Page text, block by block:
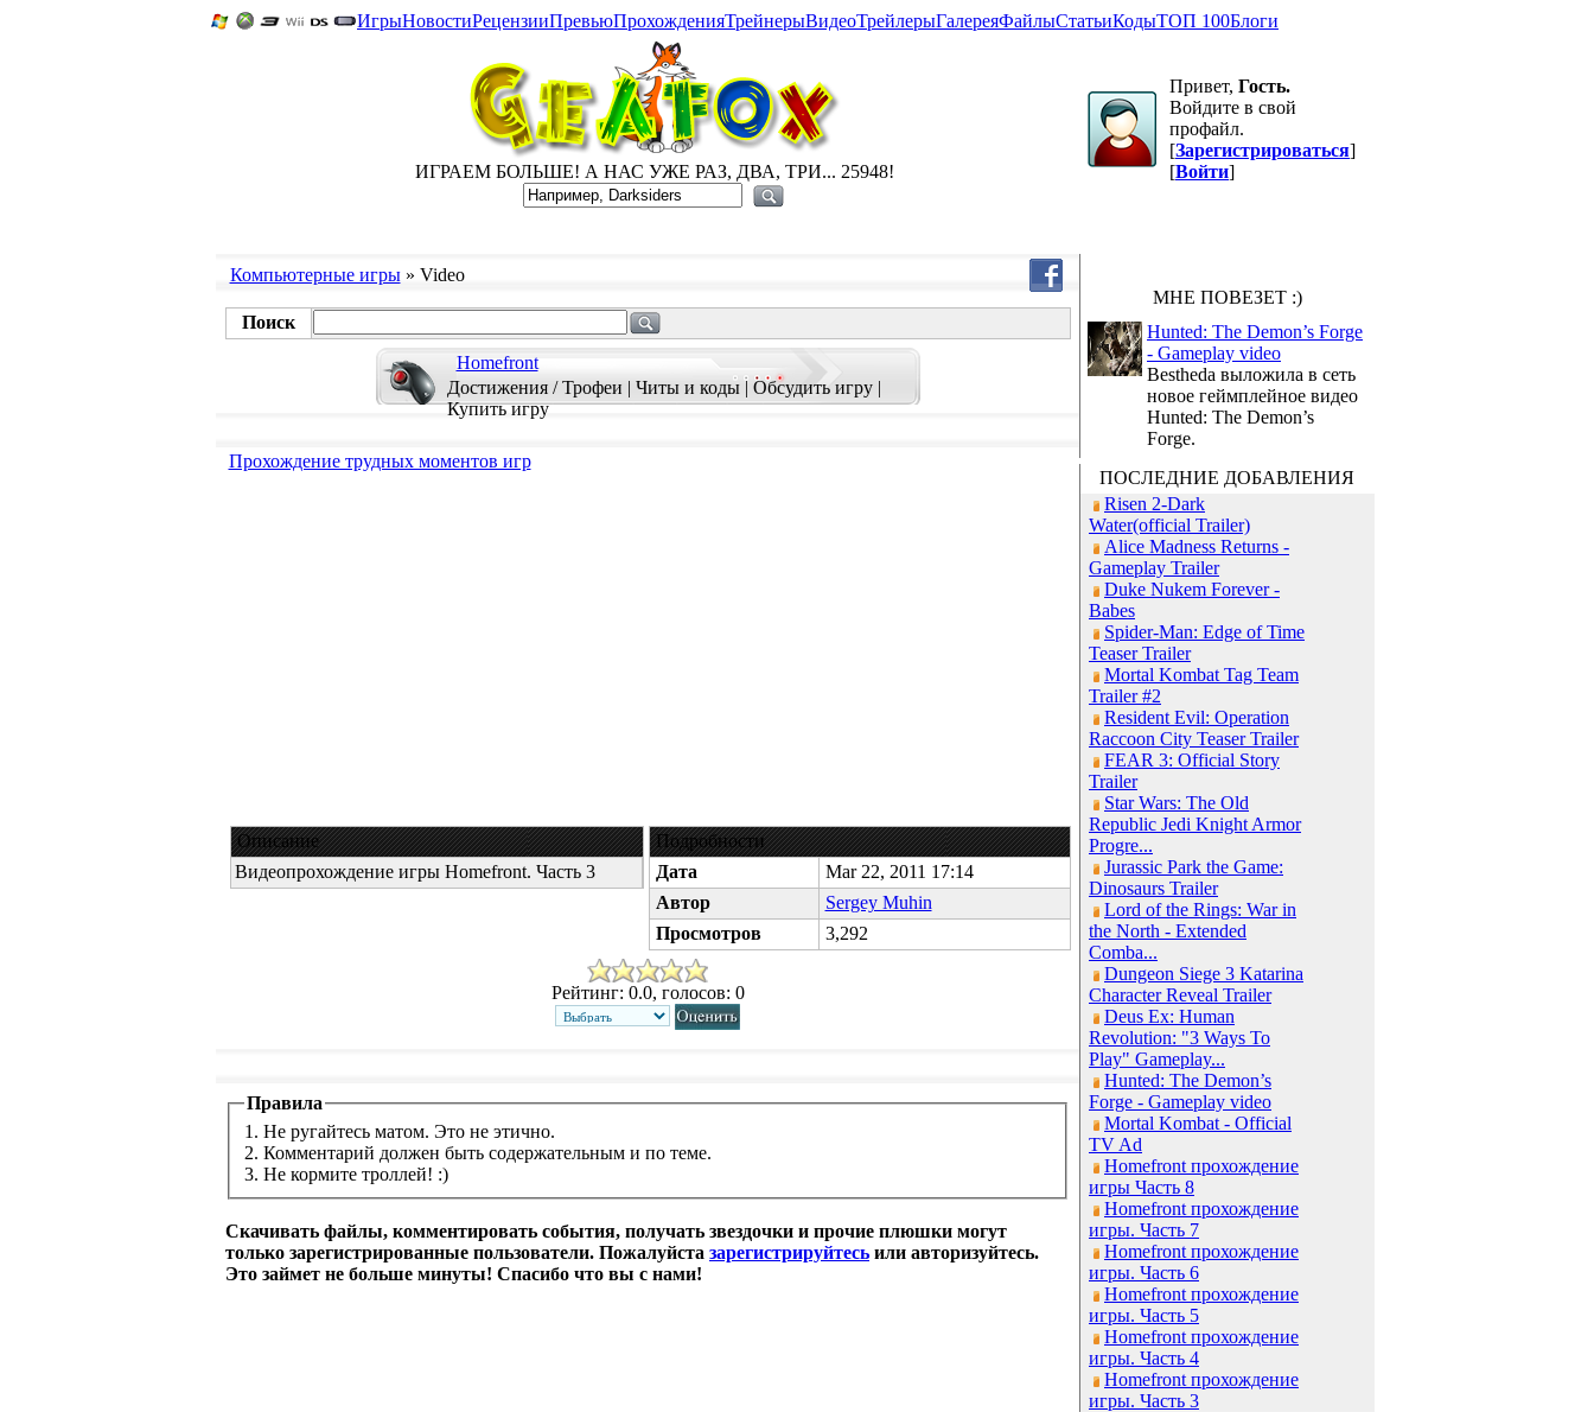
ИгрыНовостиРецензииПревьюПрохожденияТрейнерыВидеоТрейлерыГалереяФайлыСтатьиКодыТОП 100Блоги
ИГРАЕМ БОЛЬШЕ! А НАС УЖЕ РАЗ, ДВА, ТРИ... 25948!
Привет, Гость.
Войдите в свой
профайл.
[Зарегистрироваться]
[Войти]
Компьютерные игры» Video
Поиск
Homefront
Достижения / Трофеи | Читы и коды| Обсудить игру|
Купить игру
Прохождение трудных моментов игр
Описание
Видеопрохождение игры Homefront. Часть 3
Подробности
Дата
Mar 22, 2011 17:14
Автор
Sergey Muhin
Просмотров
3,292
Рейтинг: 0.0, голосов: 0
Правила
1. Не ругайтесь матом. Это не этично.
2. Комментарий должен быть содержательным и по теме.
3. Не кормите троллей! :)
Скачивать файлы, комментировать события, получать звездочки и прочие плюшки могут
только зарегистрированные пользователи. Пожалуйста зарегистрируйтесь или авторизуйтесь.
Это займет не больше минуты! Спасибо что вы с нами!
МНЕ ПОВЕЗЕТ :)
Hunted: The Demon’s Forge
- Gameplay video
Bestheda выложила в сеть
новое геймплейное видео
Hunted: The Demon’s
Forge.
ПОСЛЕДНИЕ ДОБАВЛЕНИЯ
Risen 2-Dark
Water(official Trailer)
Alice Madness Returns -
Gameplay Trailer
Duke Nukem Forever -
Babes
Spider-Man: Edge of Time
Teaser Trailer
Mortal Kombat Tag Team
Trailer #2
Resident Evil: Operation
Raccoon City Teaser Trailer
FEAR 3: Official Story
Trailer
Star Wars: The Old
Republic Jedi Knight Armor
Progre...
Jurassic Park the Game:
Dinosaurs Trailer
Lord of the Rings: War in
the North - Extended
Comba...
Dungeon Siege 3 Katarina
Character Reveal Trailer
Deus Ex: Human
Revolution: "3 Ways To
Play" Gameplay...
Hunted: The Demon’s
Forge - Gameplay video
Mortal Kombat - Official
TV Ad
Homefront прохождение
игры Часть 8
Homefront прохождение
игры. Часть 7
Homefront прохождение
игры. Часть 6
Homefront прохождение
игры. Часть 5
Homefront прохождение
игры. Часть 4
Homefront прохождение
игры. Часть 3